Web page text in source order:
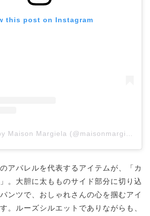
this post on Instagram
アパレルを代表するアイテムが、「カ
。大胆に太もものサイド部分に切り込
ンツで、おしゃれさんの心を掴むアイ
。ルーズシルエットでありながらも、